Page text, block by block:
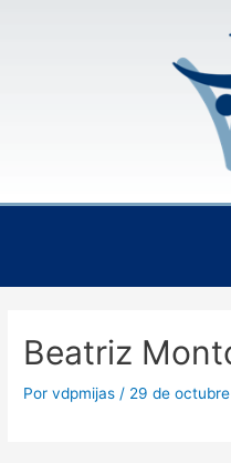
Beatriz
Porvdpmijas / 29 de